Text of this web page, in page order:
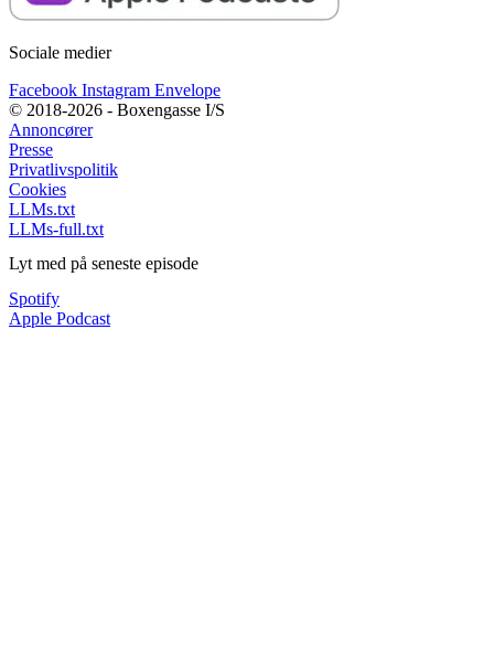
Sociale medier
Facebook Instagram Envelope
© 2018-2026 - Boxengasse I/S
Annoncører
Presse
Privatlivspolitik
Cookies
LLMs.txt
LLMs-full.txt
Lyt med på seneste episode
Spotify
Apple Podcast